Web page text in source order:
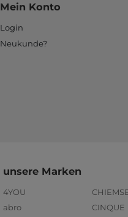
Mein Konto
Login
Neukunde?
unsere Marken
4YOU
abro
CINQUE